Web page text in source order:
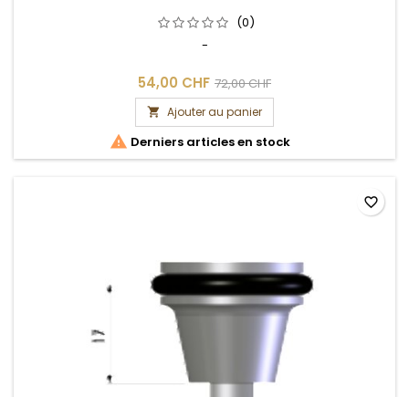
(0)
-
54,00 CHF 72,00 CHF
 Ajouter au panier
 Derniers articles en stock
favorite_border